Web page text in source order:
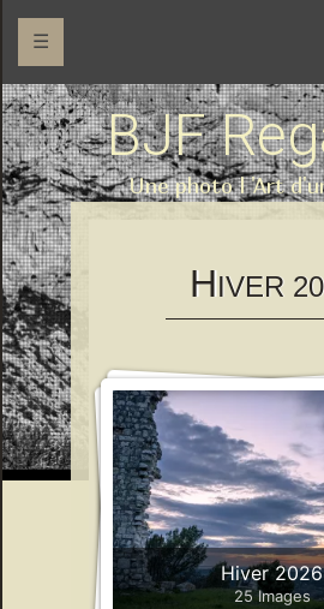
☰
BJF
Une photo l 'Art
HIVER
Hiver 2026
25 Images
Velaux
Street Art
Velaux